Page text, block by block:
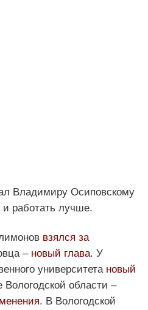
Владимиру Осиповскому
работать лучше.
взялся за
– новый глава. У
университета новый
Вологодской области –
. В Вологодской